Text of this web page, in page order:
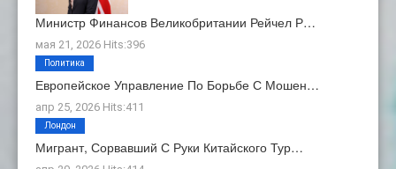
Министр Финансов Великобритании Рейчел Р…
мая 21, 2026 Hits:396
Европейское Управление По Борьбе С Мошен…
апр 25, 2026 Hits:411
Политика
Мигрант, Сорвавший С Руки Китайского Тур…
Лондон